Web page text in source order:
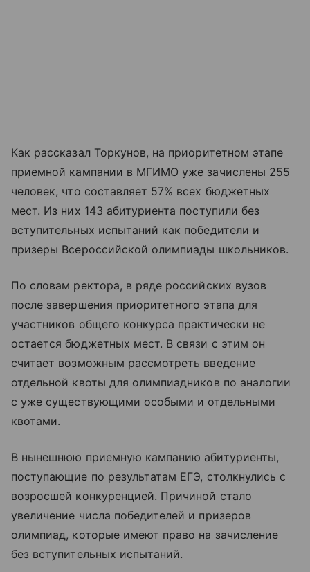
Как рассказал Торкунов, на приоритетном этапе
приемной кампании в МГИМО уже зачислены 255
человек, что составляет 57% всех бюджетных
мест. Из них 143 абитуриента поступили без
вступительных испытаний как победители и
призеры Всероссийской олимпиады школьников.
По словам ректора, в ряде российских вузов
после завершения приоритетного этапа для
участников общего конкурса практически не
остается бюджетных мест. В связи с этим он
считает возможным рассмотреть введение
отдельной квоты для олимпиадников по аналогии
с уже существующими особыми и отдельными
квотами.
В нынешнюю приемную кампанию абитуриенты,
поступающие по результатам ЕГЭ, столкнулись с
возросшей конкуренцией. Причиной стало
увеличение числа победителей и призеров
олимпиад, которые имеют право на зачисление
без вступительных испытаний.